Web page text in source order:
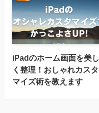
iPadのホーム画面を美し
く整理！おしゃれカスタ
マイズ術を教えます